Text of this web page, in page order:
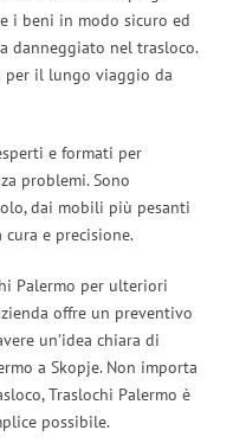
i beni in modo sicuro ed
danneggiato nel trasloco.
il lungo viaggio da
e formati per
problemi. Sono
dai mobili più pesanti
e precisione.
Palermo per ulteriori
offre un preventivo
un’idea chiara di
a Skopje. Non importa
Traslochi Palermo è
possibile.